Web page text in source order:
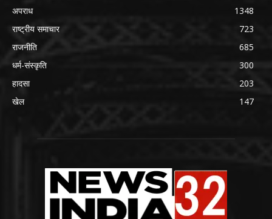
अपराध
1348
राष्ट्रीय समाचार
723
राजनीति
685
धर्म-संस्कृति
300
हादसा
203
खेल
147